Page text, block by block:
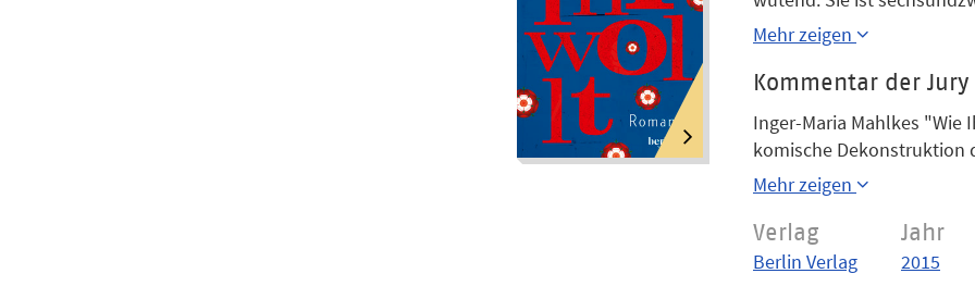
Mary Grey will frei sein,
Stiefkinder. Nichts von
begehrt sie auf. Sie
ebenso willkürlich und
Anzeichen gibt, wieder in
Mehr zeigen
Kommentar der Jury
Inger-Maria Mahlkes
komische Dekonstruktion
toten Winkel eines
kleinwüchsigen
gefangen im Kerker ihres
fulminantes Stück
Mehr zeigen
Verlag
Berlin Verlag
Jahr
2015